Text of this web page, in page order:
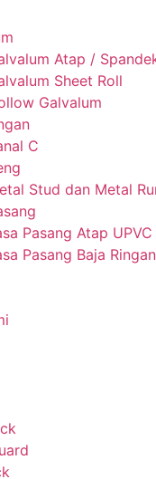
Atap /
Sheet Roll
Galvalum
C
Stud dan Metal
Pasang Atap UPVC
Pasang Baja Ringan